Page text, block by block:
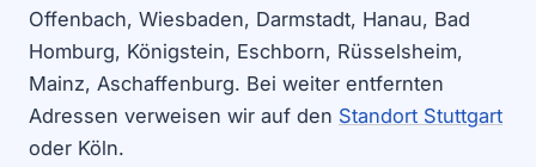
Offenbach, Wiesbaden, Darmstadt, Hanau, Bad
Homburg, Königstein, Eschborn, Rüsselsheim,
Mainz, Aschaffenburg. Bei weiter entfernten
Adressen verweisen wir auf den Standort Stuttgart
oder Köln.